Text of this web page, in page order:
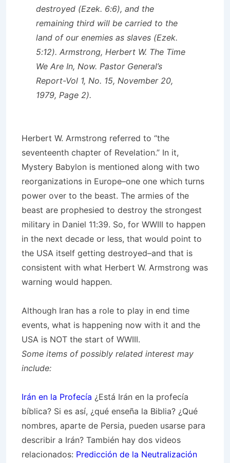
destroyed (Ezek. 6:6), and the
remaining third will be carried to the
land of our enemies as slaves (Ezek.
5:12). Armstrong, Herbert W. The Time
We Are In, Now. Pastor General’s
Report-Vol 1, No. 15, November 20,
1979, Page 2).
Herbert W. Armstrong referred to “the
seventeenth chapter of Revelation.” In it,
Mystery Babylon is mentioned along with two
reorganizations in Europe–one one which turns
power over to the beast. The armies of the
beast are prophesied to destroy the strongest
military in Daniel 11:39. So, for WWIII to happen
in the next decade or less, that would point to
the USA itself getting destroyed–and that is
consistent with what Herbert W. Armstrong was
warning would happen.
Although Iran has a role to play in end time
events, what is happening now with it and the
USA is NOT the start of WWIII.
Some items of possibly related interest may
include:
Irán en la Profecía ¿Está Irán en la profecía
bíblica? Si es así, ¿qué enseña la Biblia? ¿Qué
nombres, aparte de Persia, pueden usarse para
describir a Irán? También hay dos videos
relacionados: Predicción de la Neutralización